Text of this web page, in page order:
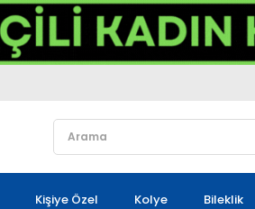
Kişiye Özel Kolye Bileklik